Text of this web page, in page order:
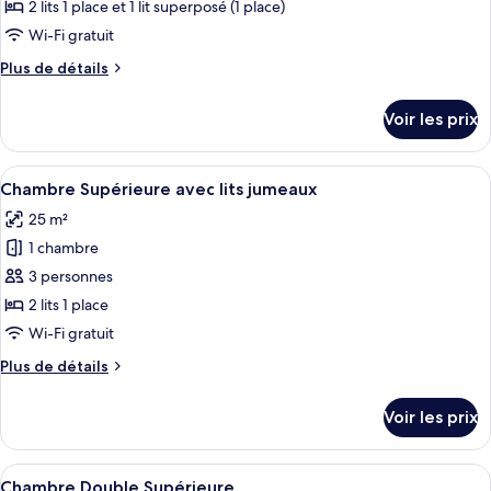
jumeaux
type
chambre :
Four
2 lits 1 place et 1 lit superposé (1 place)
Wi-Fi gratuit
Plus de détails
Plus
le
type
de
Classic
Room
Four
Voir les prix
Afficher
toutes
les
photos
pour
ce
type
chambre :
avec
lits
Une chambre d’hôtel avec un
6
Chambre Supérieure avec lits jumeaux
25 m²
1 chambre
3 personnes
2 lits 1 place
Wi-Fi gratuit
Plus de détails
Plus
le
type
de
Voir les prix
Afficher
Une chambre d’hôtel avec un
5